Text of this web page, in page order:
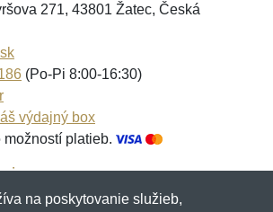
271, 43801 Žatec, Česká
(Po-Pi 8:00-16:30)
výdajný box
možností platieb.
na poskytovanie služieb,